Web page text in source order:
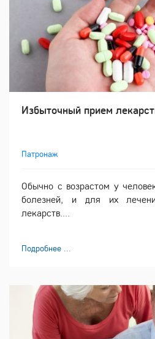
Избыточный прием
Патронаж
Обычно с возрастом у
болезней, и для их
лекарств....
Подробнее ...